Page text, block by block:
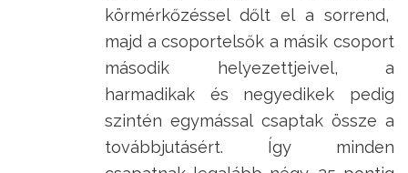
körmérkőzéssel dőlt el a sorrend,
majd a csoportelsők a másik csoport
második helyezettjeivel, a
harmadikak és negyedikek pedig
szintén egymással csaptak össze a
továbbjutásért. Így minden